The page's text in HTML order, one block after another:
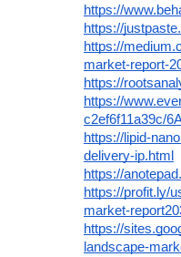
https://
https://
https://
market-report-
https://
https://
c2ef6f11a39c/
https://lipid-
delivery-ip.html
https://
https://profit.ly/
market-
https://
landscape-